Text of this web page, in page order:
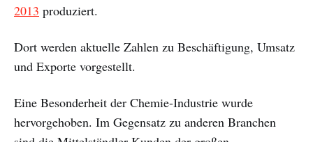
2013 produziert.
Dort werden aktuelle Zahlen zu Beschäftigung, Umsatz
und Exporte vorgestellt.
Eine Besonderheit der Chemie-Industrie wurde
hervorgehoben. Im Gegensatz zu anderen Branchen